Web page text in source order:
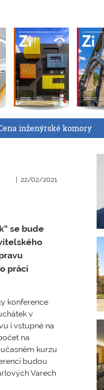
inženýrské komory
22/02/2021
se bude
práci
konference
v
i vstupné na
na
kurzu
budou
Varech